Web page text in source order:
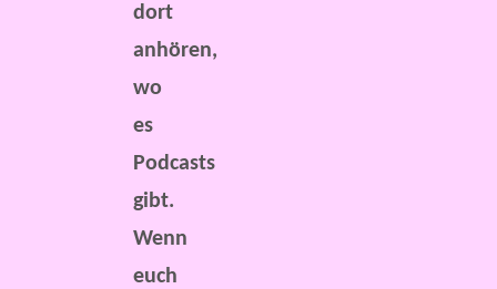
dort
anhören,
wo
es
Podcasts
gibt.
Wenn
euch